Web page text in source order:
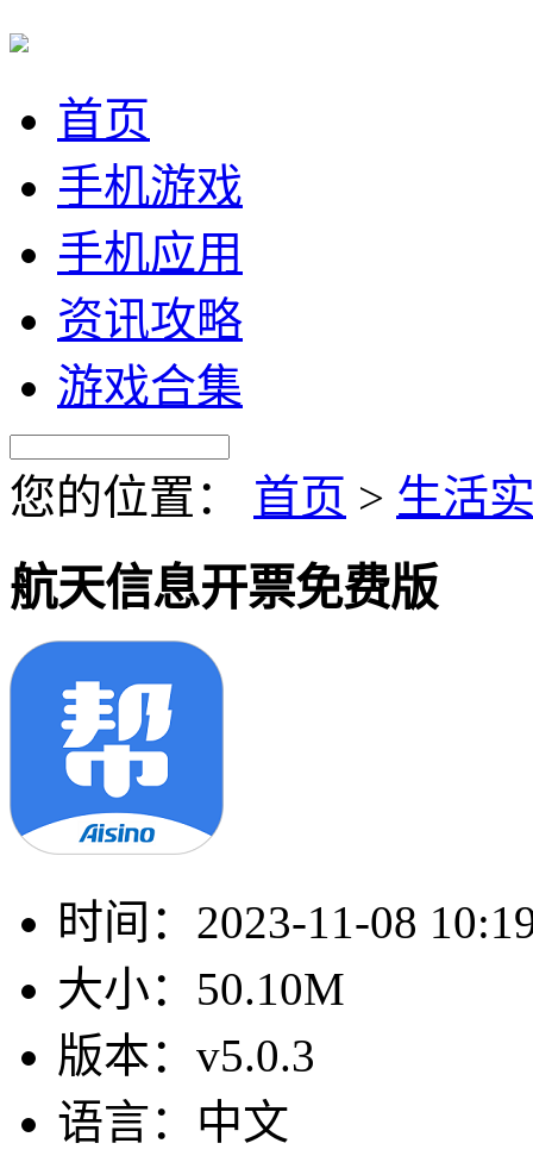
首页
手机游戏
手机应用
资讯攻略
游戏合集
您的位置： 首页 > 生活
航天信息开票免费版
时间： 2023-11-08
大小： 50.10M
版本： v5.0.3
语言： 中文